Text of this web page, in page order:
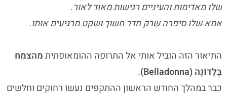
שלו מאדימות והעיניים רגישות מאוד לאור.
אמא שלו סיפרה שרק חדר חשוך ושקט מרגיעים אותו.
התיאור הזה הוביל אותי אל התרופה ההומאופתיתמהצמח
בֶּלָדוֹנָה (Belladonna)
.
כבר במהלך החודש הראשון ההתקפים נעשו רחוקים וחלשים